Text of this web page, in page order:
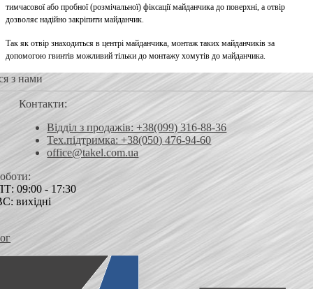
тимчасової або пробної (розмічальної) фіксації майданчика до поверхні, а отвір
дозволяє надійно закріпити майданчик.
Так як отвір знаходиться в центрі майданчика, монтаж таких майданчиків за
допомогою гвинтів можливий тільки до монтажу хомутів до майданчика.
з нами
Контакти:
Відділ з продажів: +38(099) 316-88-36
Тех.підтримка: +38(050) 476-94-60
office@takel.com.ua
09:00 - 17:30
вихідні